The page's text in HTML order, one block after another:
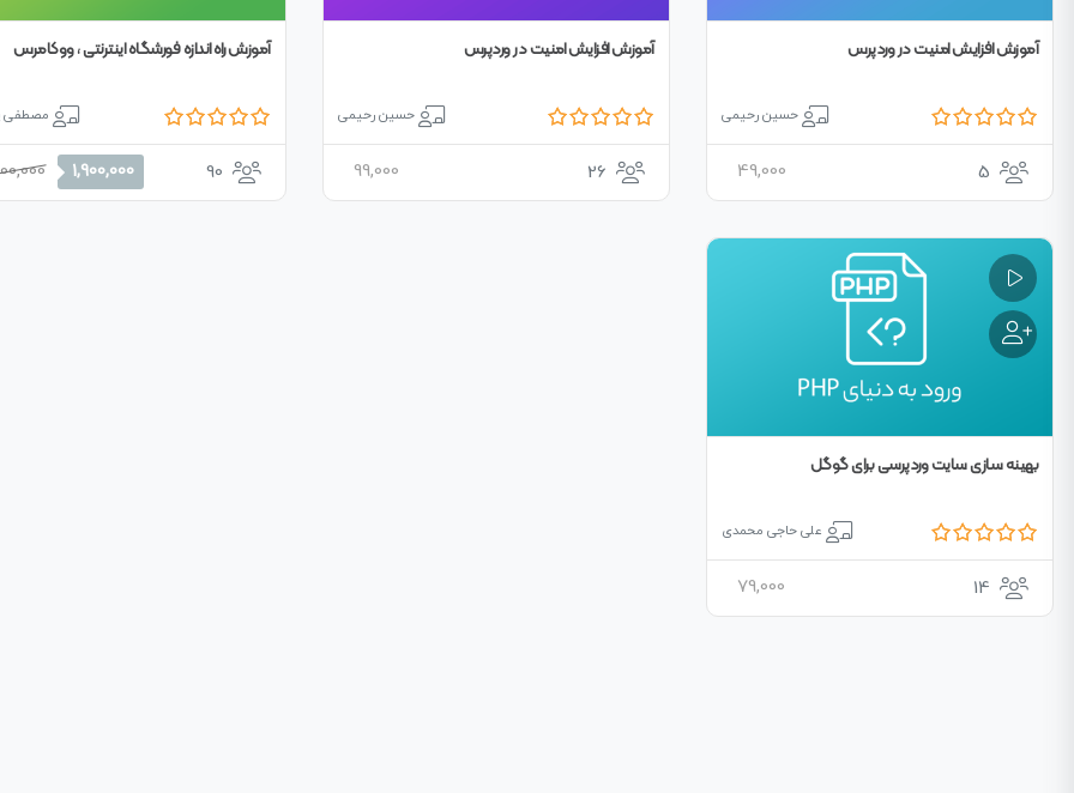
آموزش افزایش امنیت در وردپرس
حسین رحیمی
5
49,000
آموزش افزایش امنیت در وردپرس
حسین رحیمی
26
99,000
آموزش راه اندازه فورشگاه اینترنتی ، ووکامرس
مصطفی
90
قیمت
اصلی
1,900,000
قیمت
فعلی
بهینه سازی سایت وردپرسی برای گوگل
علی حاجی محمدی
14
79,000